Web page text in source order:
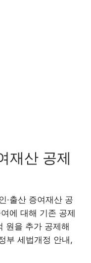
재산 공제
·출산 증여재산 공
에 대해 기존 공제
원을 추가 공제해
부 세법개정 안내,